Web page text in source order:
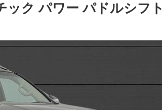
ック パワー パドルシフト